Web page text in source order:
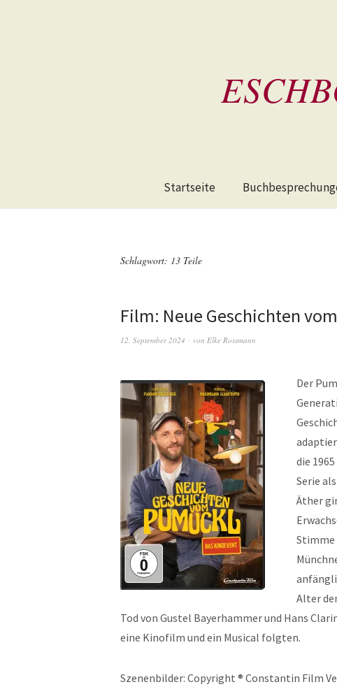
Startseite
Schlagwort: 13 Teile
Film: Neue Geschichten
12. September 2024 von Elke Rossmann
Der
die
Serie
Äther
Stimme
Alter
Tod von Gustel Bayerhammer und Hans
eine Kinofilm und ein Musical folgten.
Szenenbilder: Copyright ® Constantin Film